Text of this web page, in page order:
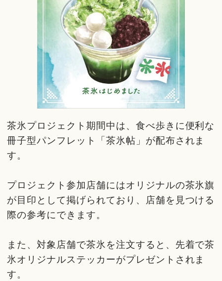
茶氷プロジェクト期間中は、食べ歩きに便利な
冊子型パンフレット「茶氷帖」が配布されま
す。
プロジェクト参加店舗にはオリジナルの茶氷旗
が目印として掲げられており、店舗を見つける
際の参考にできます。
また、対象店舗で茶氷を注文すると、先着で茶
氷オリジナルステッカーがプレゼントされま
す。